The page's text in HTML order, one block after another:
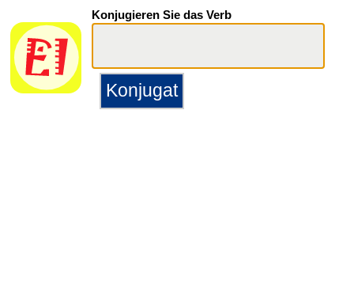
Konjugieren Sie das Verb